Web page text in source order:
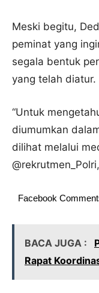
Meski begitu,
peminat yang
segala bentuk
yang telah diatur.
“Untuk
diumumkan
dilihat melalui
Facebook
BACA JUGA :
Rapat